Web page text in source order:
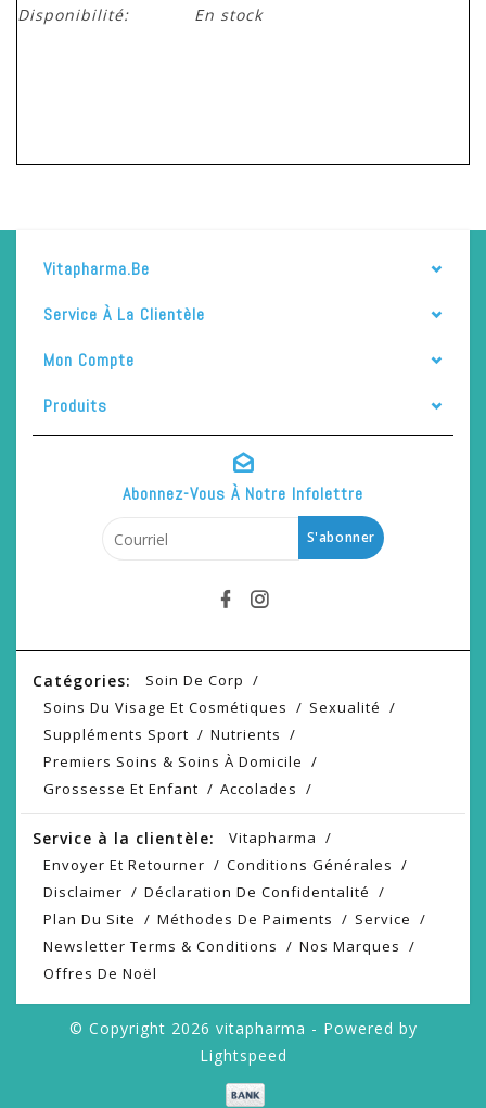
Disponibilité:
En stock
Vitapharma.be
Service À La Clientèle
Mon Compte
Produits
Abonnez-Vous À Notre Infolettre
S'abonner
Catégories:
Soin De Corp
Soins Du Visage Et Cosmétiques
Sexualité
Suppléments Sport
Nutrients
Premiers Soins & Soins À Domicile
Grossesse Et Enfant
Accolades
Service à la clientèle:
Vitapharma
Envoyer Et Retourner
Conditions Générales
Disclaimer
Déclaration De Confidentalité
Plan Du Site
Méthodes De Paiments
Service
Newsletter Terms & Conditions
Nos Marques
Offres De Noël
© Copyright 2026 vitapharma - Powered by
Lightspeed